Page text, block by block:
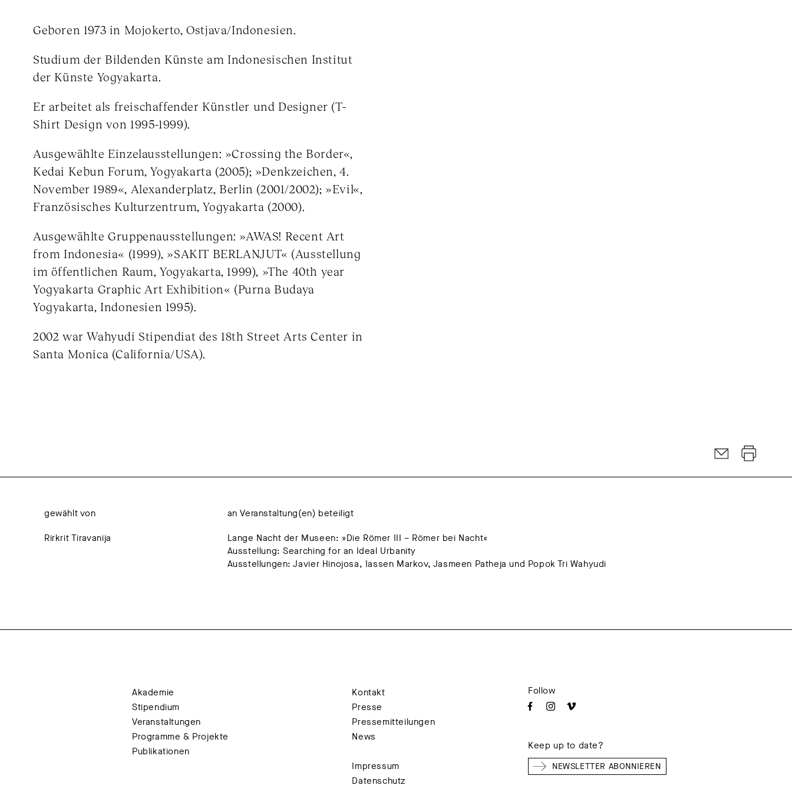
Geboren 1973 in Mojokerto, Ostjava/Indonesien.
Studium der Bildenden Künste am Indonesischen Institut
der Künste Yogyakarta.
Er arbeitet als freischaffender Künstler und Designer (T-
Shirt Design von 1995-1999).
Ausgewählte Einzelausstellungen: »Crossing the Border«,
Kedai Kebun Forum, Yogyakarta (2005); »Denkzeichen, 4.
November 1989«, Alexanderplatz, Berlin (2001/2002); »Evil«,
Französisches Kulturzentrum, Yogyakarta (2000).
Ausgewählte Gruppenausstellungen: »AWAS! Recent Art
from Indonesia« (1999), »SAKIT BERLANJUT« (Ausstellung
im öffentlichen Raum, Yogyakarta, 1999), »The 40th year
Yogyakarta Graphic Art Exhibition« (Purna Budaya
Yogyakarta, Indonesien 1995).
2002 war Wahyudi Stipendiat des 18th Street Arts Center in
Santa Monica (California/USA).
gewählt von
Rirkrit Tiravanija
an Veranstaltung(en) beteiligt
Lange Nacht der Museen: »Die Römer III – Römer bei Nacht«
Ausstellung: Searching for an Ideal Urbanity
Ausstellungen: Javier Hinojosa, Iassen Markov, Jasmeen Patheja und Popok Tri Wahyudi
Akademie
Stipendium
Veranstaltungen
Programme & Projekte
Publikationen
Kontakt
Presse
Pressemitteilungen
News
Impressum
Datenschutz
Follow
Keep up to date?
NEWSLETTER ABONNIEREN